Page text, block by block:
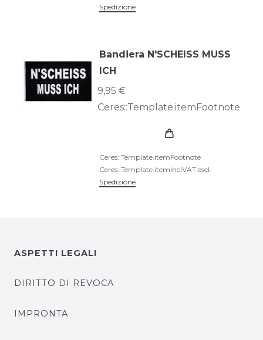
Spedizione
Bandiera N'SCHEISS MUSS
ICH
9,95 €
Ceres::Template.itemFootnote
Ceres::Template.itemFootnote
Ceres::Template.itemInclVAT escl.
Spedizione
ASPETTI LEGALI
DIRITTO DI REVOCA
IMPRONTA